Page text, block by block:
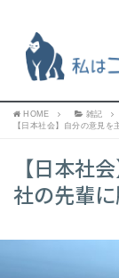
HOME
雑記
【日本社会】自分の意見を
【日本社
社の先輩に